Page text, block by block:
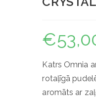
€
Katrs Omnia
rotaļīgā
aromāts ar